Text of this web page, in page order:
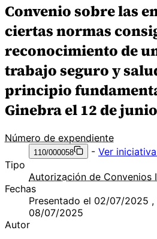
Convenio sobre las
ciertas normas
reconocimiento de
trabajo seguro y
principio
Ginebra el 12 de
Número de expendiente
110/000058 - Ver
Tipo
Autorización de Convenios
Fechas
Presentado el 02/07/2025
08/07/2025
Autor